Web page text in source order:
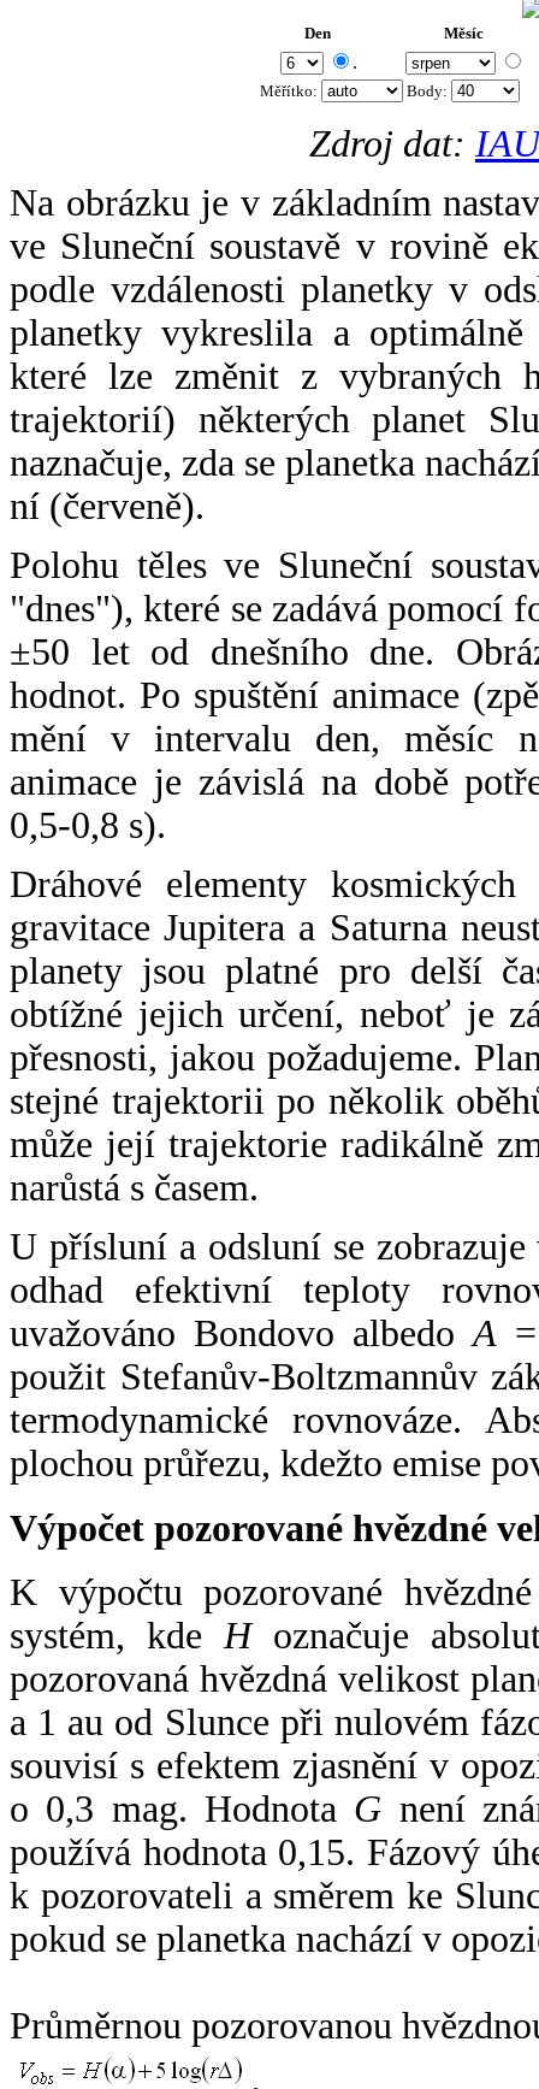
Den Měsíc
.
Měřítko: Body:
Zdroj dat:
Na obrázku je v základním
ve Sluneční soustavě v rovině
podle vzdálenosti planetky v
planetky vykreslila a
které lze změnit z vybraných
trajektorií) některých planet
naznačuje, zda se planetka
ní (červeně).
Polohu těles ve Sluneční
"dnes"), které se zadává pomocí
±50 let od dnešního dne.
hodnot. Po spuštění animace
mění v intervalu den, měsíc
animace je závislá na době
0,5-0,8 s).
Dráhové elementy
gravitace Jupitera a Saturna
planety jsou platné pro delší
obtížné jejich určení, neboť je
přesnosti, jakou požadujeme.
stejné trajektorii po několik
může její trajektorie radikálně
narůstá s časem.
U přísluní a odsluní se
odhad efektivní teploty
uvažováno Bondovo albedoA
použit Stefanův-Boltzmannův
termodynamické rovnováze.
plochou průřezu, kdežto emise
Výpočet pozorované hvězdné
K výpočtu pozorované
systém, kde Hoznačuje
pozorovaná hvězdná velikost
a 1 au od Slunce při nulovém
souvisí s efektem zjasnění v
o 0,3 mag. Hodnota G není
používá hodnota 0,15. Fázový
k pozorovateli a směrem ke
pokud se planetka nachází v
Průměrnou pozorovanou
,